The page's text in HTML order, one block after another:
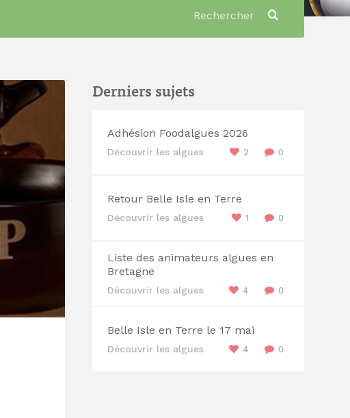
Derniers sujets
Adhésion Foodalgues 2026
Découvrir les algues 2 0
Retour Belle Isle en Terre
Découvrir les algues 1 0
Liste des animateurs algues en
Bretagne
Découvrir les algues 4 0
Belle Isle en Terre le 17 mai
Découvrir les algues 4 0